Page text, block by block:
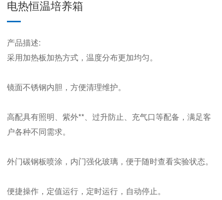
电热恒温培养箱
产品描述:
采用加热板加热方式，温度分布更加均匀。
镜面不锈钢内胆，方便清理维护。
高配具有照明、紫外**、过升防止、充气口等配备，满足客
户各种不同需求。
外门碳钢板喷涂，内门强化玻璃，便于随时查看实验状态。​
便捷操作，定值运行，定时运行，自动停止。